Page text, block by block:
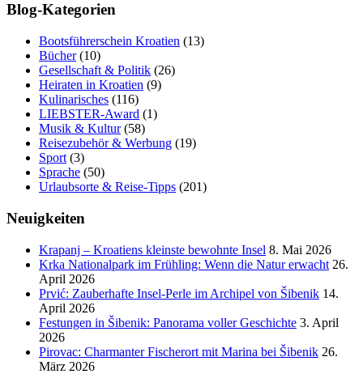
Blog-Kategorien
Bootsführerschein Kroatien (13)
Bücher(10)
Gesellschaft & Politik (26)
Heiraten in Kroatien (9)
Kulinarisches (116)
LIEBSTER-Award (1)
Musik & Kultur(58)
Reisezubehör & Werbung (19)
Sport (3)
Sprache (50)
Urlaubsorte & Reise-Tipps (201)
Neuigkeiten
Krapanj – Kroatiens kleinste bewohnte Insel 8. Mai 2026
Krka Nationalpark im Frühling: Wenn die Natur erwacht 26.
April 2026
Prvić: Zauberhafte Insel-Perle im Archipel von Šibenik 14.
April 2026
Festungen in Šibenik: Panorama voller Geschichte 3. April
2026
Pirovac: Charmanter Fischerort mit Marina bei Šibenik 26.
März 2026